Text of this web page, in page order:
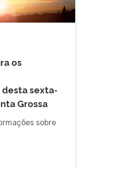
os
sexta-
Grossa
sobre